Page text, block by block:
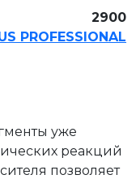
2900
PROFESSIONAL
уже
реакций
позволяет